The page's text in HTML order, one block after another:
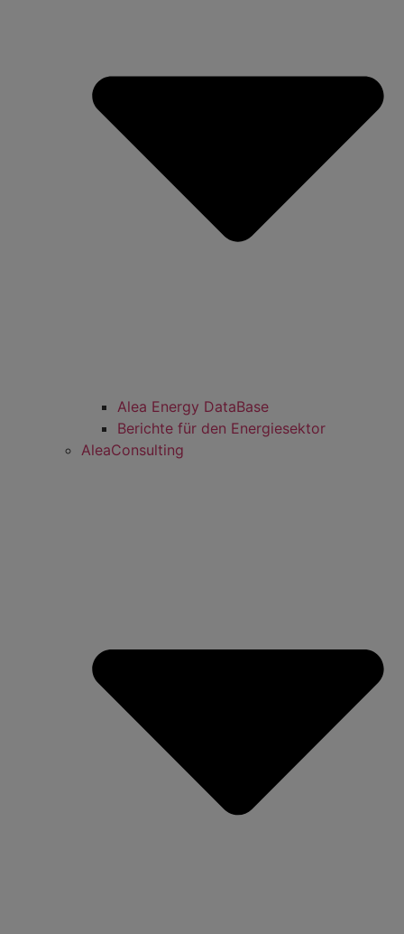
Alea Energy DataBase
Berichte für den Energiesektor
AleaConsulting